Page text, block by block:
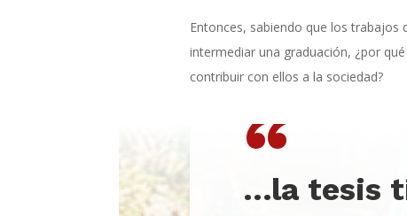
Entonces, sabiendo que los trabajos
intermediar una graduación, ¿por
contribuir con ellos a la sociedad?
“
…la tesis